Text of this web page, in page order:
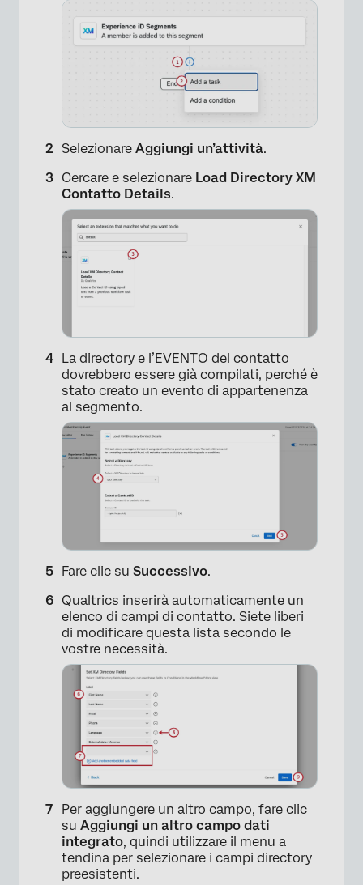
×
Selezionare Aggiungi un’attività.
Cercare e selezionare Load Directory XM
Contatto Details.
×
La directory e l’EVENTO del contatto
dovrebbero essere già compilati, perché è
stato creato un evento di appartenenza
al segmento.
Fare clic su Successivo.
Qualtrics inserirà automaticamente un
elenco di campi di contatto. Siete liberi
di modificare questa lista secondo le
vostre necessità.
Per aggiungere un altro campo, fare clic
su Aggiungi un altro campo dati
integrato, quindi utilizzare il menu a
tendina per selezionare i campi directory
preesistenti.